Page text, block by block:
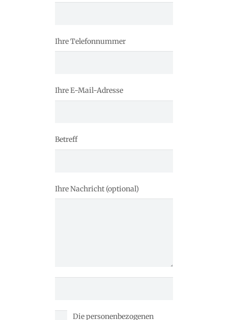
Ihre Telefonnummer
Ihre E-Mail-Adresse
Betreff
Ihre Nachricht (optional)
Die personenbezogenen